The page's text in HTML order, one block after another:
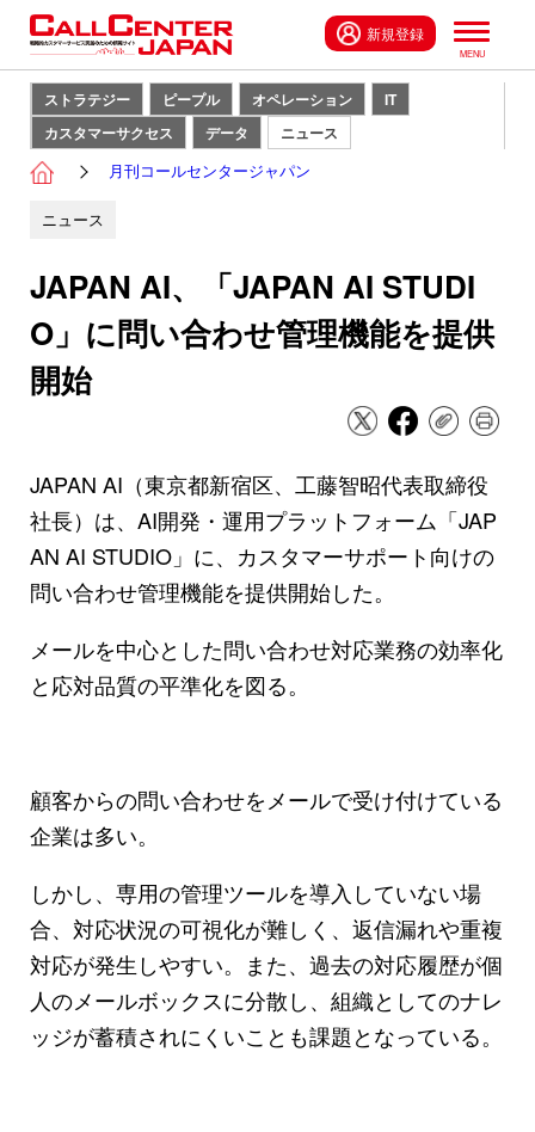
新規登録
ストラテジー ピープル オペレーション
IT
カスタマーサクセス
データ ニュース
月刊コールセンタージャパン
ニュース
JAPAN AI、「JAPAN AI STUDI
O」に問い合わせ管理機能を提供
開始
JAPAN AI（東京都新宿区、工藤智昭代表取締役
社長）は、AI開発・運用プラットフォーム「JAP
AN AI STUDIO」に、カスタマーサポート向けの
問い合わせ管理機能を提供開始した。
メールを中心とした問い合わせ対応業務の効率化
と応対品質の平準化を図る。
顧客からの問い合わせをメールで受け付けている
企業は多い。
しかし、専用の管理ツールを導入していない場
合、対応状況の可視化が難しく、返信漏れや重複
対応が発生しやすい。また、過去の対応履歴が個
人のメールボックスに分散し、組織としてのナレ
ッジが蓄積されにくいことも課題となっている。